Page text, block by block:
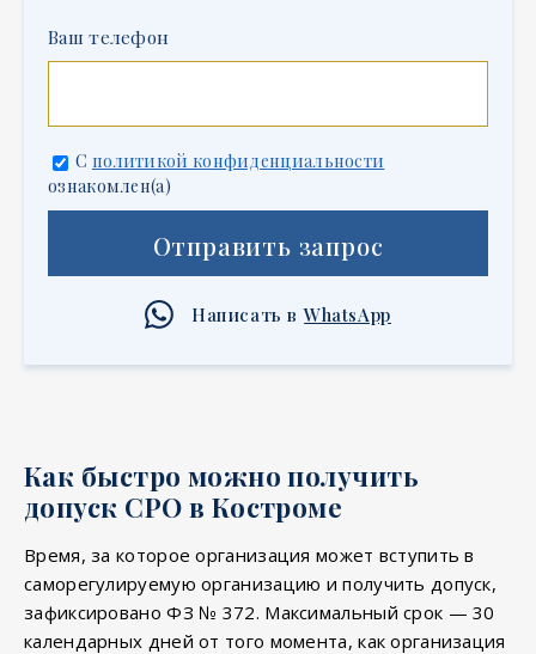
Ваш телефон
С политикой конфиденциальности
ознакомлен(а)
Отправить запрос
Написать в WhatsApp
Как быстро можно получить
допуск СРО в Костроме
Время, за которое организация может вступить в
саморегулируемую организацию и получить допуск,
зафиксировано ФЗ № 372. Максимальный срок — 30
календарных дней от того момента, как организация